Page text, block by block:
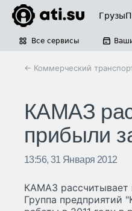
Грузы
Все сервисы
← Коммерческий
КАМАЗ
прибыли
13:56, 31 Января 2012
КАМАЗ рассчитывает
Группа предприятий